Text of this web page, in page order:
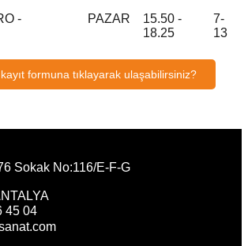
-
PAZAR
15.50 -
18.25
7-
13
formuna tıklayarak ulaşabilirsiniz?
Sokak No:116/E-F-G
45 04